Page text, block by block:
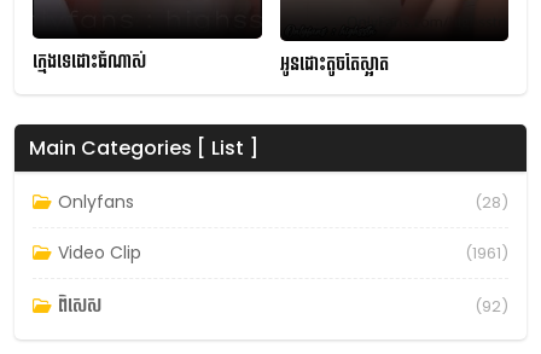
ក្មេងទេដោះធំណាស់ អូនដោះតូចតែស្អាត
Main Categories [ List ]
Onlyfans (28)
Video Clip (1961)
ពិសេស (92)